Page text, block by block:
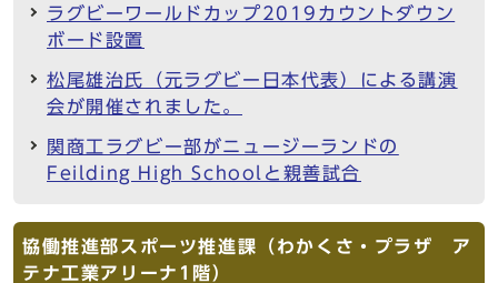
ラグビーワールドカップ2019カウントダウン
ボード設置
松尾雄治氏（元ラグビー日本代表）による講演
会が開催されました。
関商工ラグビー部がニュージーランドの
Feilding High Schoolと親善試合
協働推進部スポーツ推進課（わかくさ・プラザ ア
テナ工業アリーナ1階）